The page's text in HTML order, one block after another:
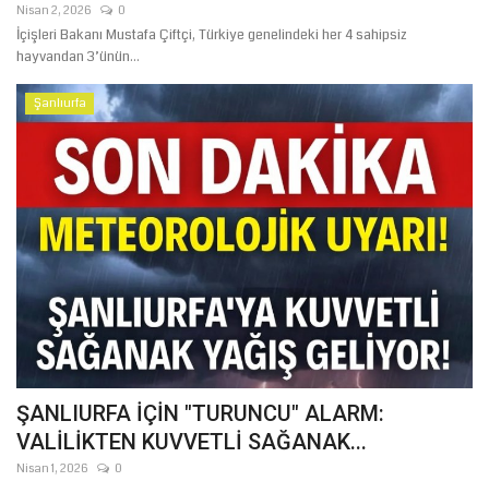
Nisan 2, 2026 0
İçişleri Bakanı Mustafa Çiftçi, Türkiye genelindeki her 4 sahipsiz
hayvandan 3’ünün...
Şanlıurfa
ŞANLIURFA İÇİN "TURUNCU" ALARM:
VALİLİKTEN KUVVETLİ SAĞANAK...
Nisan 1, 2026 0